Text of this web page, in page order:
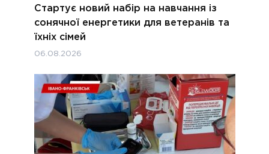
Стартує новий набір на навчання із
сонячної енергетики для ветеранів та
їхніх сімей
06.08.2026